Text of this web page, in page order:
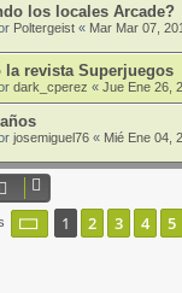
los locales Arcade?
Poltergeist « Mar Mar 07,
la revista Superjuegos
dark_cperez « Jue Ene 26,
josemiguel76 « Mié Ene 04,
Página de
1 2 3 4 5